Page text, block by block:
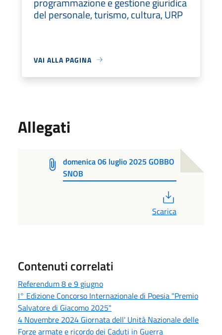
del personale, turismo, cultura, URP
VAI ALLA PAGINA
Allegati
domenica 06 luglio 2025 GOBBO
SNOB
Scarica
Contenuti correlati
Referendum 8 e 9 giugno
I° Edizione Concorso Internazionale di Poesia "Premio
Salvatore di Giacomo 2025"
4 Novembre 2024 Giornata dell' Unità Nazionale delle
Forze armate e ricordo dei Caduti in Guerra